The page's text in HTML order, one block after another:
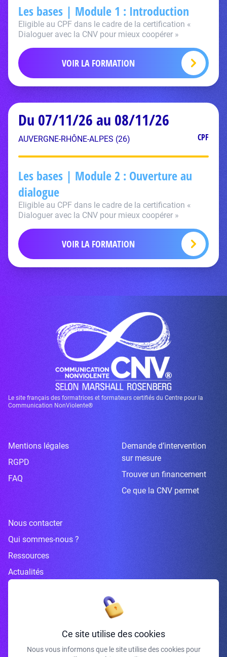
Les bases | Module 1 : Introduction
Eligible au CPF dans le cadre de la certification «
Dialoguer avec la CNV pour mieux coopérer »
VOIR LA FORMATION
Du 07/11/26 au 08/11/26
AUVERGNE-RHÔNE-ALPES (26) CPF
Les bases | Module 2 : Ouverture au
dialogue
Eligible au CPF dans le cadre de la certification «
Dialoguer avec la CNV pour mieux coopérer »
VOIR LA FORMATION
Le site français des formatrices et formateurs certifiés du Centre pour la
Communication NonViolente®
Mentions légales
RGPD
FAQ
Demande d’intervention
sur mesure
Trouver un financement
Ce que la CNV permet
Nous contacter
Qui sommes-nous ?
Ressources
Actualités
Inscrivez-vous à la newsletter
Ce site utilise des cookies
Nous vous informons que le site utilise des cookies pour